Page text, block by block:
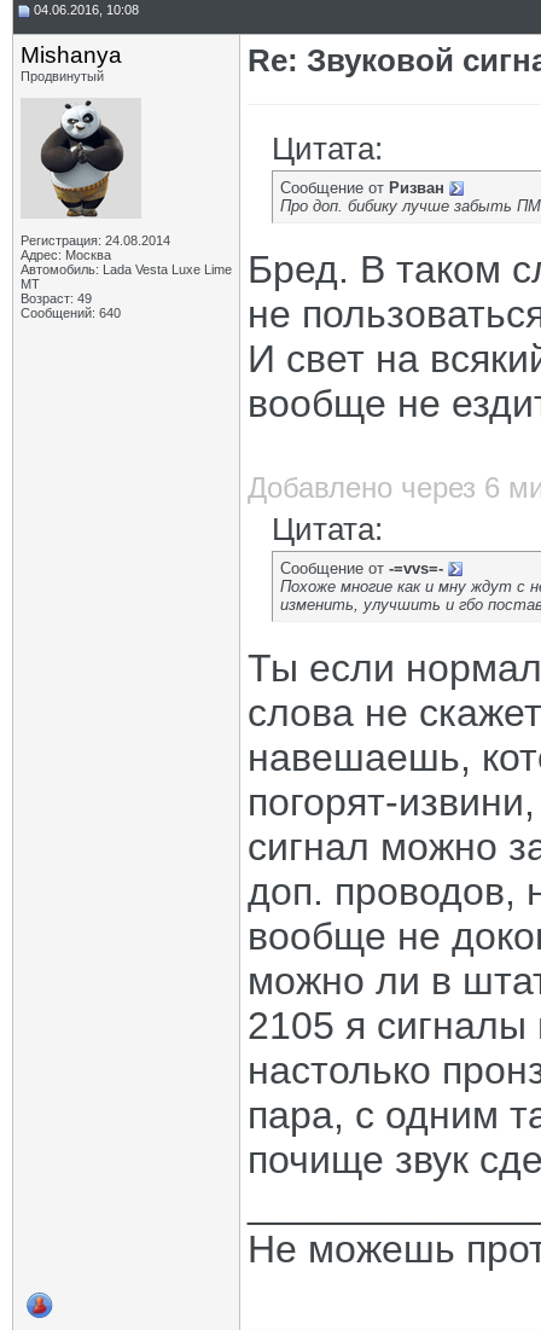
04.06.2016, 10:08
Mishanya
Продвинутый
Регистрация: 24.08.2014
Адрес: Москва
Автомобиль: Lada Vesta Luxe Lime
MT
Возраст: 49
Сообщений: 640
Re: Звуковой
Цитата:
Сообщение от Ризван
Про доп. бибику лучше забыть
Бред. В таком
не
И свет на
вообще не
Добавлено через 6
Цитата:
Сообщение от -=vvs=-
Похоже многие как и мну ждут с
изменить, улучшить и гбо
Ты если
слова не
навешаешь,
погорят-
сигнал можно
доп. проводов,
вообще не
можно ли в
2105 я сигналы
настолько
пара, с одним
почище звук
Не можешь